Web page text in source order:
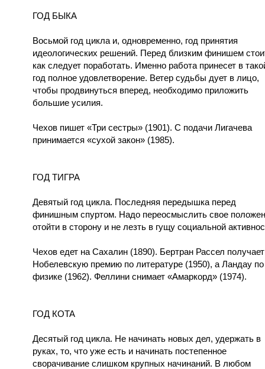
ГОД БЫКА
Восьмой год цикла и, одновременно, год принятия
идеологических решений. Перед близким финишем
как следует поработать. Именно работа принесет в
год полное удовлетворение. Ветер судьбы дует в лицо,
чтобы продвинуться вперед, необходимо приложить
большие усилия.
Чехов пишет «Три сестры» (1901). С подачи Лигачева
принимается «сухой закон» (1985).
ГОД ТИГРА
Девятый год цикла. Последняя передышка перед
финишным спуртом. Надо переосмыслить свое
отойти в сторону и не лезть в гущу социальной
Чехов едет на Сахалин (1890). Бертран Рассел получает
Нобелевскую премию по литературе (1950), а Ландау по
физике (1962). Феллини снимает «Амаркорд» (1974).
ГОД КОТА
Десятый год цикла. Не начинать новых дел, удержать в
руках, то, что уже есть и начинать постепенное
сворачивание слишком крупных начинаний. В любом